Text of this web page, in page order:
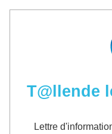
T@llende
Lettre